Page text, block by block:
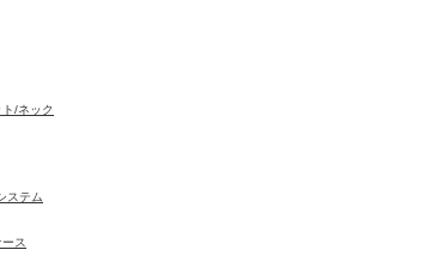
/ネック
ステム
ス